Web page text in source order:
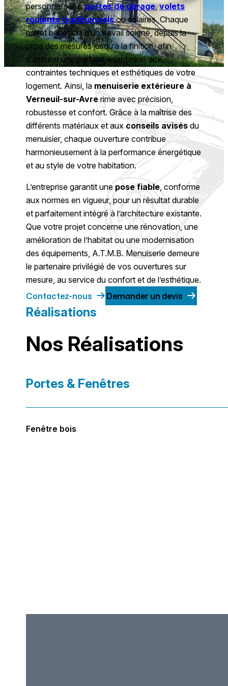
personnalisées,portes de garage,volets
roulants traditionnelsou solaires. Chaque
projet bénéficie d’un travail soigné, depuis la
prise des mesures jusqu’à la finition, afin
d’assurer une parfaite adaptation aux
contraintes techniques et esthétiques de votre
logement. Ainsi, la menuiserie extérieure à
Verneuil-sur-Avre rime avec précision,
robustesse et confort. Grâce à la maîtrise des
différents matériaux et aux conseils avisés du
menuisier, chaque ouverture contribue
harmonieusement à la performance énergétique
et au style de votre habitation.
L’entreprise garantit une pose fiable, conforme
aux normes en vigueur, pour un résultat durable
et parfaitement intégré à l’architecture existante.
Que votre projet concerne une rénovation, une
amélioration de l’habitat ou une modernisation
des équipements, A.T.M.B. Menuiserie demeure
le partenaire privilégié de vos ouvertures sur
mesure, au service du confort et de l’esthétique.
Contactez-nous Demander un devis
Réalisations
Nos Réalisations
Portes & Fenêtres
Fenêtre bois